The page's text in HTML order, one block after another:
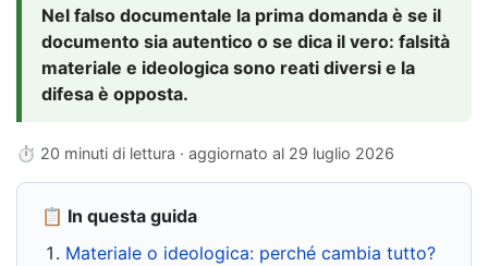
Nel falso documentale la prima domanda è se il
documento sia autentico o se dica il vero: falsità
materiale e ideologica sono reati diversi e la
difesa è opposta.
⏱ 20 minuti di lettura · aggiornato al 29 luglio 2026
📋 In questa guida
Materiale o ideologica: perché cambia tutto?